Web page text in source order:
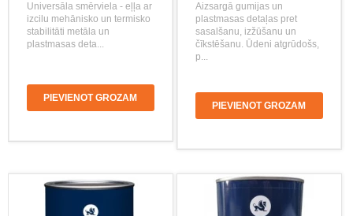
Universāla smērviela - eļļa ar
izcilu mehānisko un termisko
stabilitāti metāla un
plastmasas deta...
PIEVIENOT GROZAM
Aizsargā gumijas un
plastmasas detaļas pret
sasalšanu, izžūšanu un
čīkstēšanu. Ūdeni atgrūdošs,
p...
PIEVIENOT GROZAM